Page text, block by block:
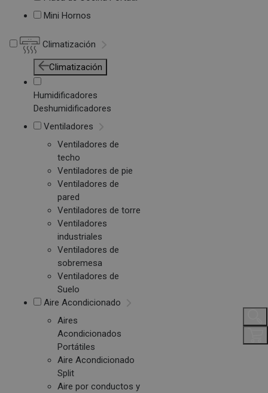
Mini Hornos
Climatización
Climatización
Humidificadores
Deshumidificadores
Ventiladores
Ventiladores de
techo
Ventiladores de pie
Ventiladores de
pared
Ventiladores de torre
Ventiladores
industriales
Ventiladores de
sobremesa
Ventiladores de
Suelo
Aire Acondicionado
Aires
Acondicionados
Portátiles
Aire Acondicionado
Split
Aire por conductos y